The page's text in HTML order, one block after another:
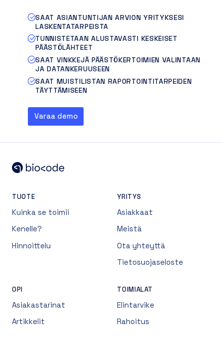
SAAT ASIANTUNTIJAN ARVION YRITYKSESI
LASKENTATARPEISTA
TUNNISTETAAN ALUSTAVASTI KESKEISET
PÄÄSTÖLÄHTEET
SAAT VINKKEJÄ PÄÄSTÖKERTOIMIEN VALINTAAN
JA DATANKERUUSEEN
SAAT MUISTILISTAN RAPORTOINTITARPEIDEN
TÄYTTÄMISEEN
Varaa demo
TUOTE
Kuinka se toimii
Kenelle?
Hinnoittelu
YRITYS
Asiakkaat
Meistä
Ota yhteyttä
Tietosuojaseloste
OPI
Asiakastarinat
Artikkelit
TOIMIALAT
Elintarvike
Rahoitus